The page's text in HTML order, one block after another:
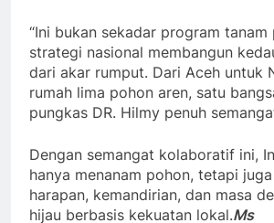
“Ini bukan sekadar program tanam
strategi nasional membangun
dari akar rumput. Dari Aceh untuk
rumah lima pohon aren, satu
pungkas DR. Hilmy penuh
Dengan semangat kolaboratif ini,
hanya menanam pohon, tetapi
harapan, kemandirian, dan masa
hijau berbasis kekuatan lokal.Ms